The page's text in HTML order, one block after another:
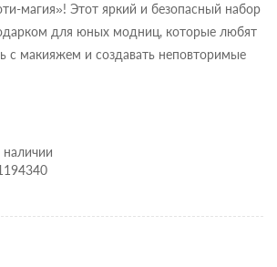
магия»! Этот яркий и безопасный набор
для юных модниц, которые любят
с макияжем и создавать неповторимые